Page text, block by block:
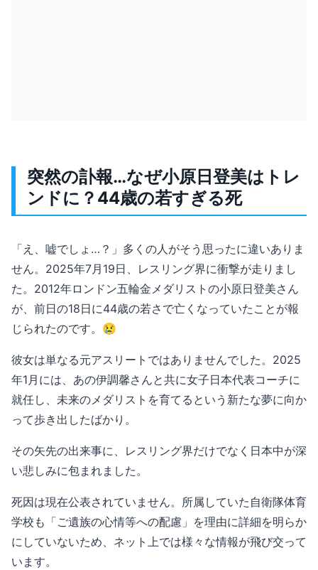
突然の訃報…なぜ小原日登美はトレ
ンドに？44歳の若すぎる死
「え、嘘でしょ…？」多くの人がそう思ったに違いありま
せん。2025年7月19日、レスリング界に衝撃が走りまし
た。2012年ロンドン五輪金メダリストの小原日登美さん
が、前日の18日に44歳の若さで亡くなっていたことが報
じられたのです。😢
彼女は単なる元アスリートではありませんでした。2025
年1月には、あの伊調馨さんと共に女子日本代表コーチに
就任し、未来のメダリストを育てるという新たな夢に向か
って歩き出したばかり。
その矢先の出来事に、レスリング界だけでなく日本中が深
い悲しみに包まれました。
死因は現在公表されていません。所属していた自衛隊体育
学校も「ご遺族の心情等への配慮」を理由に詳細を明らか
にしていないため、ネット上では様々な情報が飛び交って
います。